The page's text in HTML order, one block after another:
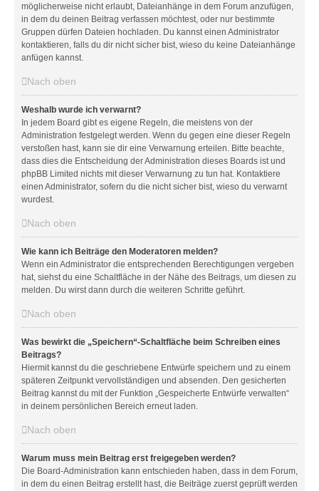
möglicherweise nicht erlaubt, Dateianhänge in dem Forum anzufügen,
in dem du deinen Beitrag verfassen möchtest, oder nur bestimmte
Gruppen dürfen Dateien hochladen. Du kannst einen Administrator
kontaktieren, falls du dir nicht sicher bist, wieso du keine Dateianhänge
anfügen kannst.
Nach oben
Weshalb wurde ich verwarnt?
In jedem Board gibt es eigene Regeln, die meistens von der
Administration festgelegt werden. Wenn du gegen eine dieser Regeln
verstoßen hast, kann sie dir eine Verwarnung erteilen. Bitte beachte,
dass dies die Entscheidung der Administration dieses Boards ist und
phpBB Limited nichts mit dieser Verwarnung zu tun hat. Kontaktiere
einen Administrator, sofern du die nicht sicher bist, wieso du verwarnt
wurdest.
Nach oben
Wie kann ich Beiträge den Moderatoren melden?
Wenn ein Administrator die entsprechenden Berechtigungen vergeben
hat, siehst du eine Schaltfläche in der Nähe des Beitrags, um diesen zu
melden. Du wirst dann durch die weiteren Schritte geführt.
Nach oben
Was bewirkt die „Speichern“-Schaltfläche beim Schreiben eines
Beitrags?
Hiermit kannst du die geschriebene Entwürfe speichern und zu einem
späteren Zeitpunkt vervollständigen und absenden. Den gesicherten
Beitrag kannst du mit der Funktion „Gespeicherte Entwürfe verwalten“
in deinem persönlichen Bereich erneut laden.
Nach oben
Warum muss mein Beitrag erst freigegeben werden?
Die Board-Administration kann entschieden haben, dass in dem Forum,
in dem du einen Beitrag erstellt hast, die Beiträge zuerst geprüft werden